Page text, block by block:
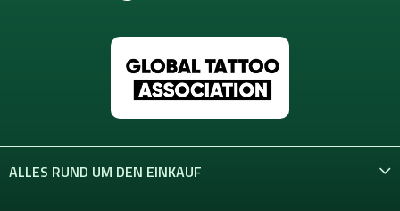
ALLES RUND UM DEN EINKAUF